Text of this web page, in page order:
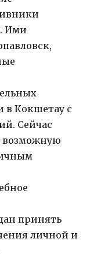
Ими
в Кокшетау с
Сейчас
возможную
принять
личной и